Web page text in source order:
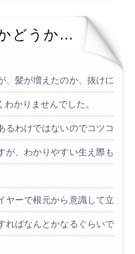
どうか…
、髪が増えたのか、抜けに
かりませんでした。
るわけではないのでコツコ
が、わかりやすい生え際も
ヤーで根元から意識して立
ればなんとかなるぐらいで